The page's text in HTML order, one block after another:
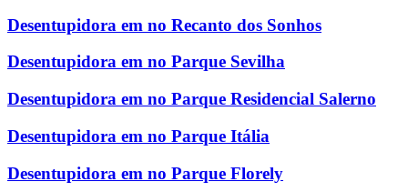
Desentupidora em no Recanto dos Sonhos
Desentupidora em no Parque Sevilha
Desentupidora em no Parque Residencial Salerno
Desentupidora em no Parque Itália
Desentupidora em no Parque Florely